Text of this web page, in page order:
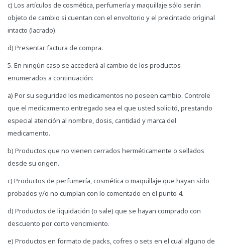
c) Los artículos de cosmética, perfumería y maquillaje sólo serán
objeto de cambio si cuentan con el envoltorio y el precintado original
intacto (lacrado).
d) Presentar factura de compra.
5. En ningún caso se accederá al cambio de los productos
enumerados a continuación:
a) Por su seguridad los medicamentos no poseen cambio. Controle
que el medicamento entregado sea el que usted solicitó, prestando
especial atención al nombre, dosis, cantidad y marca del
medicamento.
b) Productos que no vienen cerrados herméticamente o sellados
desde su origen.
c) Productos de perfumería, cosmética o maquillaje que hayan sido
probados y/o no cumplan con lo comentado en el punto 4.
d) Productos de liquidación (o sale) que se hayan comprado con
descuento por corto vencimiento.
e) Productos en formato de packs, cofres o sets en el cual alguno de